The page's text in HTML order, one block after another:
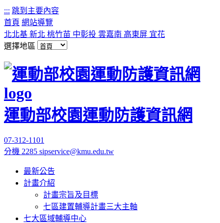
::: 跳到主要內容
首頁 網站導覽
北北基 新北 桃竹苗 中彰投 雲嘉南 高東屏 宜花
選擇地區
運動部校園運動防護資訊網
07-312-1101
分機 2285 sipservice@kmu.edu.tw
最新公告
計畫介紹
計畫宗旨及目標
七區建置輔導計畫三大主軸
七大區域輔導中心